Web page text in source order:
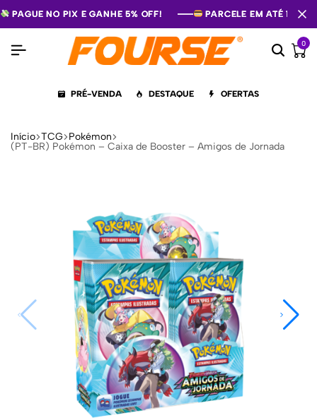
PAGUE NO PIX E GANHE 5% OFF! PARCELE EM ATÉ 12X
PAGUE NO PIX E GANHE 5% OFF! PARCELE EM ATÉ 12X
PAGUE NO PIX E GANHE 5% OFF! PARCELE EM ATÉ 12X
0
PRÉ-VENDA DESTAQUE OFERTAS
Início TCG Pokémon
(PT-BR) Pokémon – Caixa de Booster – Amigos de Jornada